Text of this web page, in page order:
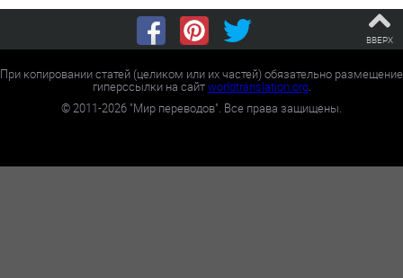
ВВЕРХ
При копировании статей (целиком или их частей) обязательно размещение
гиперссылки на сайтworldtranslation.org.
©2011-2026 "Мир переводов". Все права защищены.